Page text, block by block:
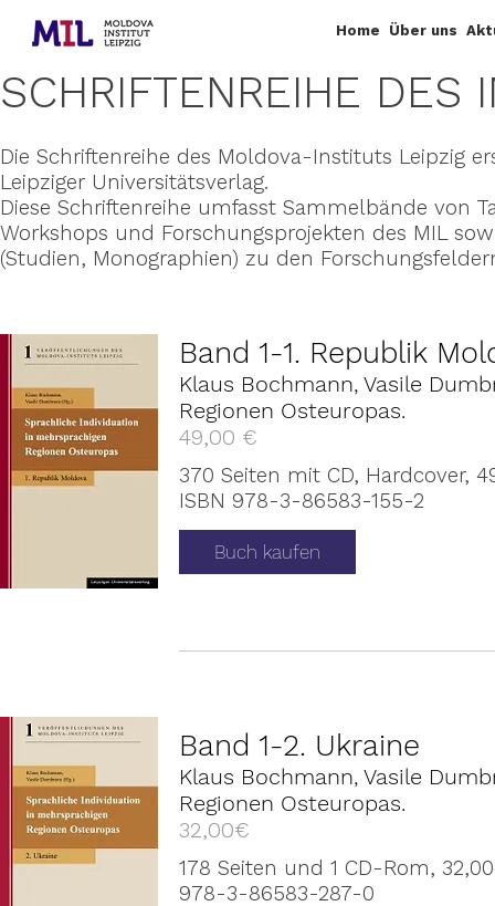
Home Über uns
SCHRIFTENREIHE DES
Die Schriftenreihe des Moldova-Instituts Leipzig
Leipziger Universitätsverlag.
Diese Schriftenreihe umfasst Sammelbände von
Workshops und Forschungsprojekten des MIL
(Studien, Monographien) zu den
Band 1-1. Republik
Klaus Bochmann, Vasile
Regionen Osteuropas.
49,00 €
370 Seiten mit CD, Hardcover,
ISBN 978-3-86583-155-2
Buch kaufen
Band 1-2. Ukraine
Klaus Bochmann, Vasile
Regionen Osteuropas.
32,00€
178 Seiten und 1 CD-Rom,
978-3-86583-287-0